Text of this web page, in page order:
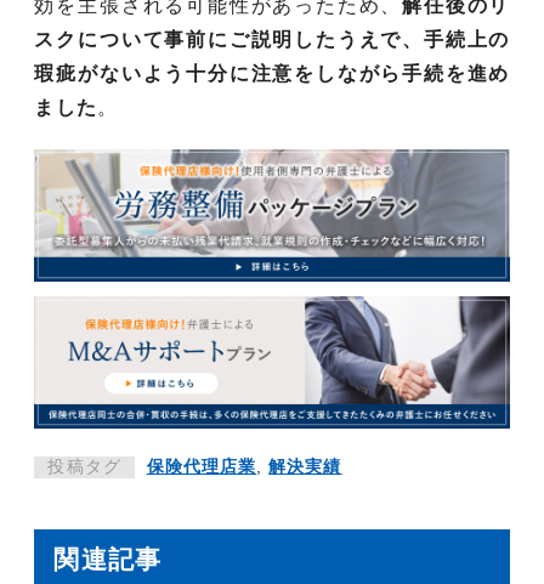
効を主張される可能性があったため、解任後のリ
スクについて事前にご説明したうえで、手続上の
瑕疵がないよう十分に注意をしながら手続を進め
ました 。
投稿タグ 保険代理店業,解決実績
関連記事